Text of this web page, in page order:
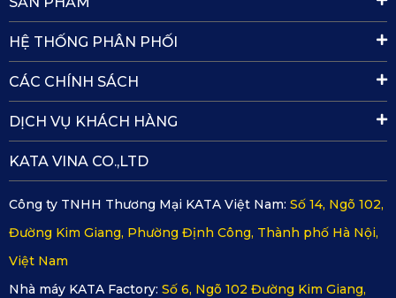
Hình ảnh camera hành trình sau KATA KD001
2.2. Camera hành trình KATA KD002
Nếu bạn ưu tiên chất lượng hình ảnh và thiết kế tinh giản,
KD002 chính là lựa chọn lý tưởng. Đây là phiên bản nâng
cấp toàn diện, tối ưu cho cả thẩm mỹ và hiệu năng.
Độ phân giải lên đến 4K (khi dùng 1 cam trước) và 2K
HỆ THỐNG PHÂN PHỐI
CÁC CHÍNH SÁCH
DỊCH VỤ KHÁCH HÀNG
KATA VINA CO.,LTD
Công ty TNHH Thương Mại KATA Việt Nam: Số 14, Ngõ 102,
Đường Kim Giang, Phường Định Công, Thành phố Hà Nội,
Việt Nam
Nhà máy KATA Factory: Số 6, Ngõ 102 Đường Kim Giang,